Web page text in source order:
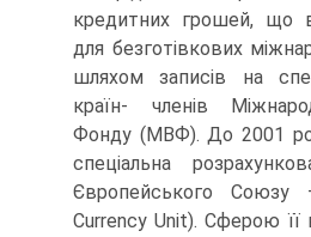
кредитних грошей, що
для безготівкових
шляхом записів на
країн- членів
Фонду (МВФ). До 2001
спеціальна
Європейського
Currency Unit). Сферою її